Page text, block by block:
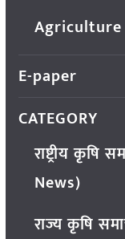
E-paper
CATEGORY
राष्ट्रीय
News)
राज्य कृषि